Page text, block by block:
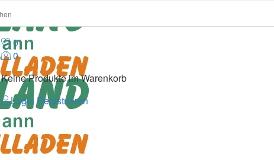
0
0
Keine Produkte im Warenkorb
LoginRegistrieren